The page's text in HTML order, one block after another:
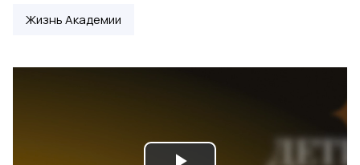
Жизнь Академии